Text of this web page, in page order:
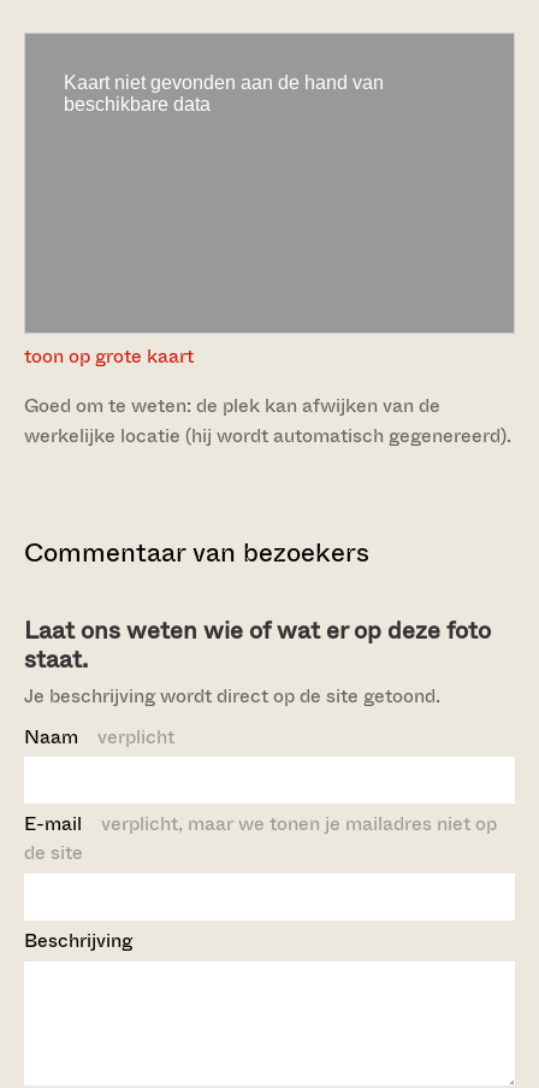
toon op grote kaart
Goed om te weten: de plek kan afwijken van de
werkelijke locatie (hij wordt automatisch gegenereerd).
Commentaar van bezoekers
Laat ons weten wie of wat er op deze foto
staat.
Je beschrijving wordt direct op de site getoond.
Naam verplicht
E-mail verplicht, maar we tonen je mailadres niet op
de site
Beschrijving